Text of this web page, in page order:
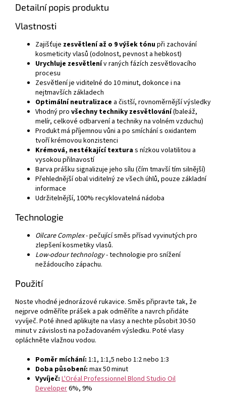
Detailní popis produktu
Vlastnosti
Zajišťuje zesvětlení až o 9 výšek tónupři zachování
kosmeticity vlasů (odolnost, pevnost a hebkost)
Urychluje zesvětlenív raných fázích zesvětlovacího
procesu
Zesvětlení je viditelné do 10 minut, dokonce i na
nejtmavších základech
Optimální neutralizace a čistší, rovnoměrnější výsledky
Vhodný pro všechny techniky zesvětlování(baleáž,
melír, celkové odbarvení a techniky na volném vzduchu)
Produkt má příjemnou vůni a po smíchání s oxidantem
tvoří krémovou konzistenci
Krémová, nestékající texturas nízkou volatilitou a
vysokou přilnavostí
Barva prášku signalizuje jeho sílu (čím tmavší tím silnější)
Přehlednější obal viditelný ze všech úhlů, pouze základní
informace
Udržitelnější, 100% recyklovatelná nádoba
Technologie
Oilcare Complex- pečující směs přísad vyvinutých pro
zlepšení kosmetiky vlasů.
Low-odour technology- technologie pro snížení
nežádoucího zápachu.
Použití
Noste vhodné jednorázové rukavice. Směs připravte tak, že
nejprve odměříte prášek a pak odměříte a navrch přidáte
vyvíječ. Poté ihned aplikujte na vlasy a nechte působit 30-50
minut v závislosti na požadovaném výsledku. Poté vlasy
opláchněte vlažnou vodou.
Poměr míchání: 1:1, 1:1,5 nebo 1:2 nebo 1:3
Doba působení: max 50 minut
Vyvíječ: L'Oréal Professionnel Blond Studio Oil
Developer6%, 9%